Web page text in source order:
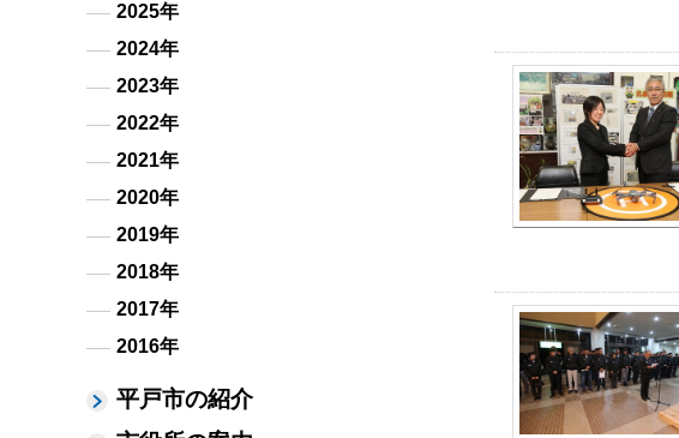
2025年
2024年
2023年
2022年
2021年
2020年
2019年
2018年
2017年
2016年
平戸市の紹介